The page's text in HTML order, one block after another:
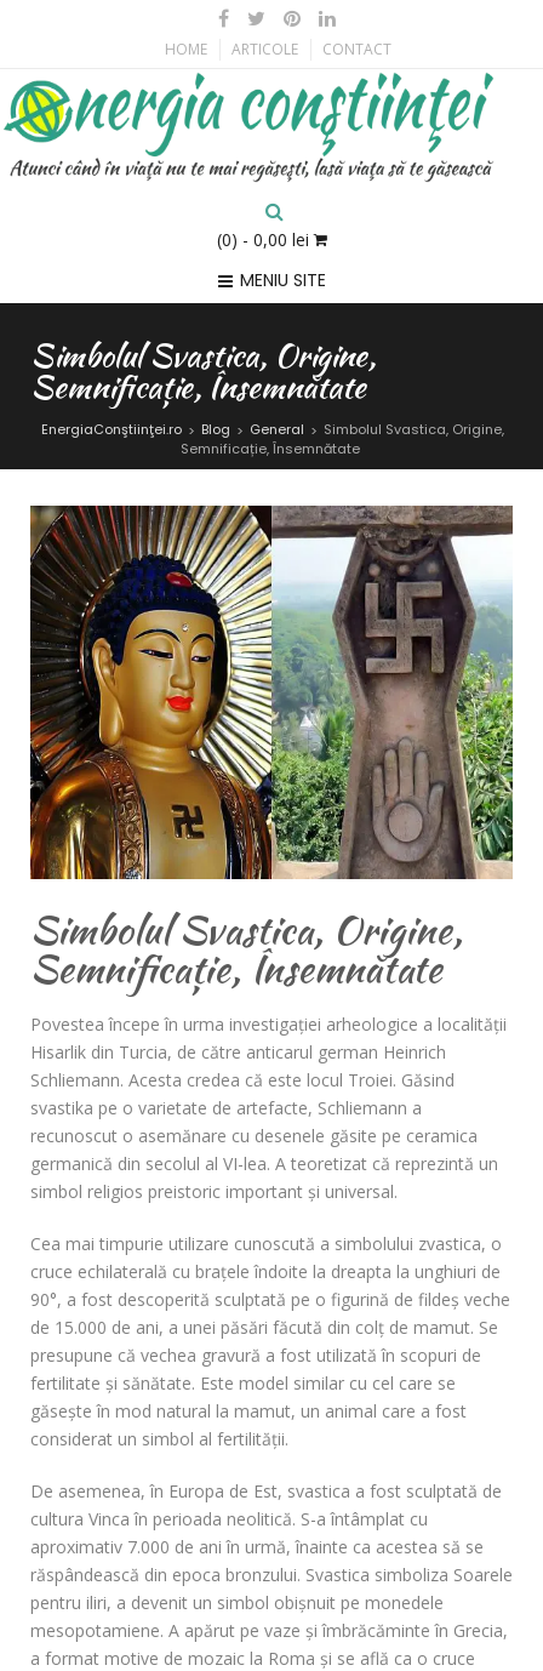
HOME ARTICOLE CONTACT
(0) - 0,00 lei
MENIU SITE
Simbolul Svastica, Origine,
Semnificație, Însemnătate
EnergiaConştiinţei.ro > Blog > General > Simbolul Svastica, Origine,
Semnificație, Însemnătate
Simbolul Svastica, Origine,
Semnificație, Însemnătate
Povestea începe în urma investigației arheologice a localității
Hisarlik din Turcia, de către anticarul german Heinrich
Schliemann. Acesta credea că este locul Troiei. Găsind
svastika pe o varietate de artefacte, Schliemann a
recunoscut o asemănare cu desenele găsite pe ceramica
germanică din secolul al VI-lea. A teoretizat că reprezintă un
simbol religios preistoric important și universal.
Cea mai timpurie utilizare cunoscută a simbolului zvastica, o
cruce echilaterală cu brațele îndoite la dreapta la unghiuri de
90°, a fost descoperită sculptată pe o figurină de fildeș veche
de 15.000 de ani, a unei păsări făcută din colț de mamut. Se
presupune că vechea gravură a fost utilizată în scopuri de
fertilitate și sănătate. Este model similar cu cel care se
găsește în mod natural la mamut, un animal care a fost
considerat un simbol al fertilității.
De asemenea, în Europa de Est, svastica a fost sculptată de
cultura Vinca în perioada neolitică. S-a întâmplat cu
aproximativ 7.000 de ani în urmă, înainte ca acestea să se
răspândească din epoca bronzului. Svastica simboliza Soarele
pentru iliri, a devenit un simbol obișnuit pe monedele
mesopotamiene. A apărut pe vaze și îmbrăcăminte în Grecia,
a format motive de mozaic la Roma și se află ca o cruce